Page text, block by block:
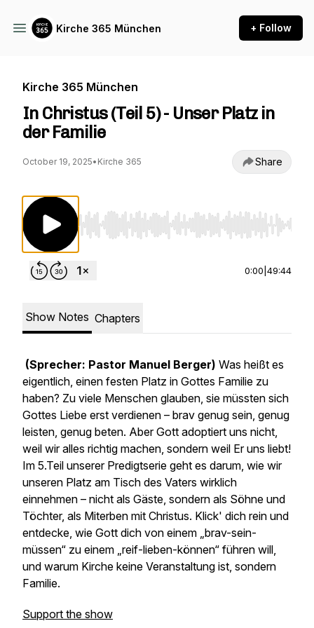
Kirche 365 München + Follow
Kirche 365 München
In Christus (Teil 5) - Unser Platz in
der Familie
October 19, 2025• Kirche 365 Share
Use Left/Right to seek, Home/End to jump to
0:00 49:44
Show Notes Chapters
(Sprecher: Pastor Manuel Berger) Was heißt es
eigentlich, einen festen Platz in Gottes Familie zu
haben? Zu viele Menschen glauben, sie müssten sich
Gottes Liebe erst verdienen – brav genug sein, genug
leisten, genug beten. Aber Gott adoptiert uns nicht,
weil wir alles richtig machen, sondern weil Er uns liebt!
Im 5.Teil unserer Predigtserie geht es darum, wie wir
unseren Platz am Tisch des Vaters wirklich
einnehmen – nicht als Gäste, sondern als Söhne und
Töchter, als Miterben mit Christus. Klick' dich rein und
entdecke, wie Gott dich von einem „brav-sein-
müssen“ zu einem „reif-lieben-können“ führen will,
und warum Kirche keine Veranstaltung ist, sondern
Familie.
Support the show